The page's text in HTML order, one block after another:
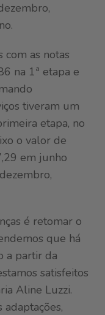
as notas
na 1ª etapa e
tiveram um
etapa, no
o valor de
em junho
é retomar o
que há
a partir da
satisfeitos
Aline Luzzi.